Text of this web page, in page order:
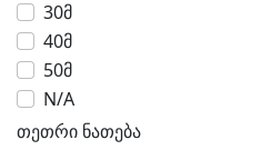
30მ
40მ
50მ
N/A
თეთრი ნათება